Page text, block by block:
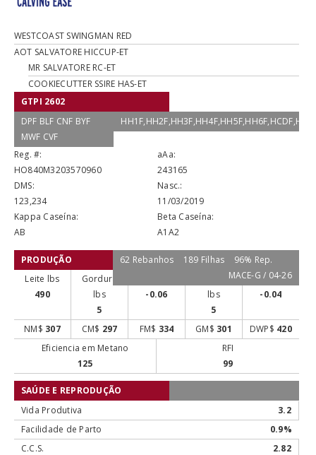
WESTCOAST SWINGMAN RED
AOT SALVATORE HICCUP-ET
MR SALVATORE RC-ET
COOKIECUTTER SSIRE HAS-ET
GTPI 2602
DPF BLF CNF BYF
MWF CVF
Reg. #:
HO840M3203570960
aAa:
243165
DMS:
123,234
Nasc.:
11/03/2019
Kappa Caseína:
AB
Beta Caseína:
A1A2
PRODUÇÃO 62 Rebanhos 189 Filhas
96% Rep.
MACE-G / 04-26
Leite lbs
490
Gordura
lbs
5
-0.06
Proteína
lbs
5
Proteína %
-0.04
NM$ 307 CM$ 297 FM$ 334 GM$ 301 DWP$ 420
Eficiencia em Metano
125
RFI
99
SAÚDE E REPRODUÇÃO
Vida Produtiva
3.2
Facilidade de Parto
0.9
C.C.S.
2.82